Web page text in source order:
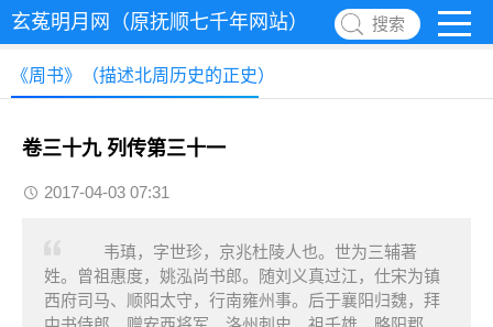
玄菟明月网（原抚顺七千年网站） 搜索
《周书》（描述北周历史的正史）
卷三十九 列传第三十一
2017-04-03 07:31
韦瑱，字世珍，京兆杜陵人也。世为三辅著
姓。曾祖惠度，姚泓尚书郎。随刘义真过江，仕宋为镇
西府司马、顺阳太守，行南雍州事。后于襄阳归魏，拜